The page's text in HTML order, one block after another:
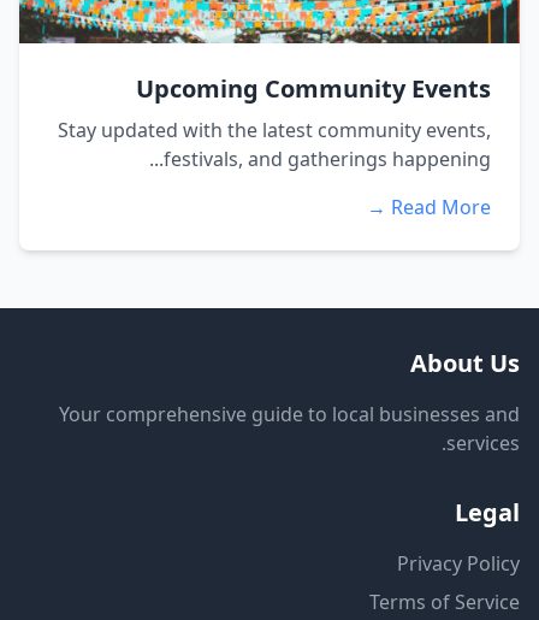
Upcoming Community Events
Stay updated with the latest community events,
festivals, and gatherings happening...
Read More →
About Us
Your comprehensive guide to local businesses and
services.
Legal
Privacy Policy
Terms of Service